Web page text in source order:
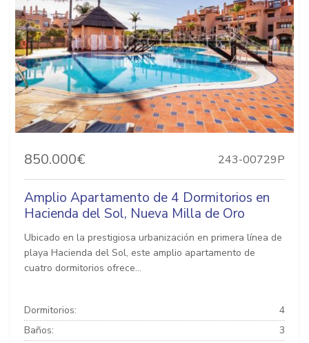
850.000€ 243-00729P
Amplio Apartamento de 4 Dormitorios en
Hacienda del Sol, Nueva Milla de Oro
Ubicado en la prestigiosa urbanización en primera línea de
playa Hacienda del Sol, este amplio apartamento de
cuatro dormitorios ofrece...
Dormitorios:
4
Baños:
3